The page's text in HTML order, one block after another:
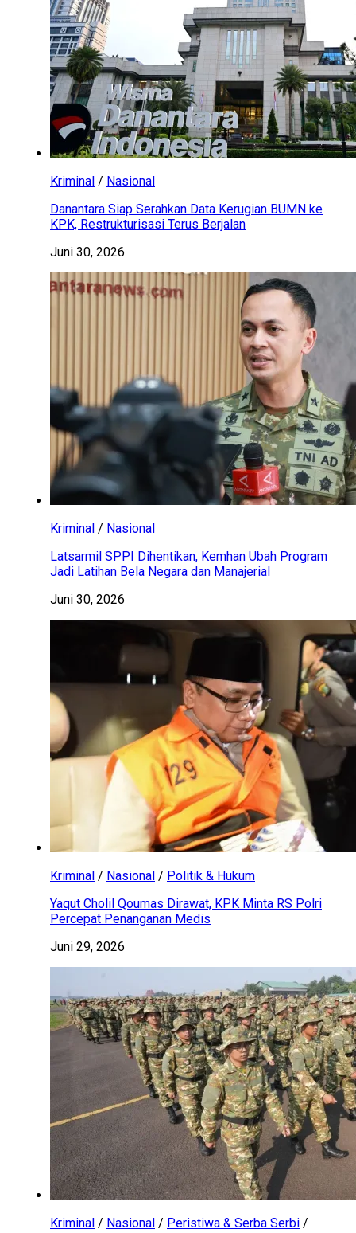
Kriminal / Nasional
Danantara Siap Serahkan Data Kerugian BUMN ke
KPK, Restrukturisasi Terus Berjalan
Juni 30, 2026
Kriminal / Nasional
Latsarmil SPPI Dihentikan, Kemhan Ubah Program
Jadi Latihan Bela Negara dan Manajerial
Juni 30, 2026
Kriminal / Nasional / Politik & Hukum
Yaqut Cholil Qoumas Dirawat, KPK Minta RS Polri
Percepat Penanganan Medis
Juni 29, 2026
Kriminal / Nasional / Peristiwa & Serba Serbi /